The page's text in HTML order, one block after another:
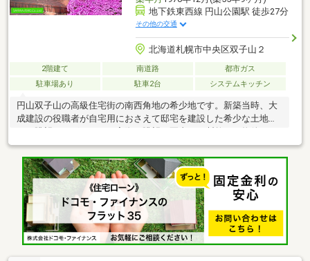
地下鉄東西線 円山公園駅 徒歩27分
その他の交通
北海道札幌市中央区双子山２
2階建て 南道路
都市ガス
駐車場あり
駐車2台 システムキッチン
円山双子山の高級住宅街の南西角地の希少地です。新築当時、大
成建設の役職者が自宅用におさえて邸宅を建設した希少な土地で
ので、実際に現地で見て頂くことを強くおススメ致します。（し
かも敷地の外からではなく、敷地内からが最高の眺めになるよう
になっているので、内覧で実際に見ないと伝わらないかと思いま
す。）古屋がございます。解体してこの希少地に新たな邸宅を建
ててもよし。古屋を生かしてリノベするもよし。（解体費は500
万円以上かかるかと思います。）眺望は昼も夜も素晴らしいで
す。